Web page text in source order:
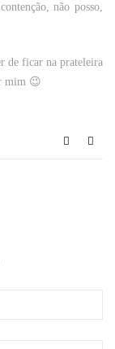
não posso,
de ficar na prateleira
mim 😉